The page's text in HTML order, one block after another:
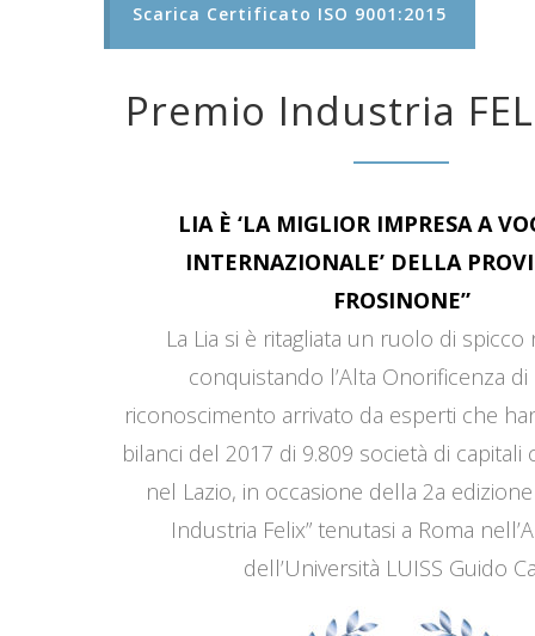
Scarica Certificato ISO 9001:2015
Premio Industria
LIA È ‘LA MIGLIOR IMPRESA A
INTERNAZIONALE’ DELLA
FROSINONE”
La Lia si è ritagliata un ruolo di
conquistando l’Alta Onorificenza di
riconoscimento arrivato da esperti che
bilanci del 2017 di 9.809 società di capitali
nel Lazio, in occasione della 2a
Industria Felix” tenutasi a Roma
dell’Università LUISS Guido